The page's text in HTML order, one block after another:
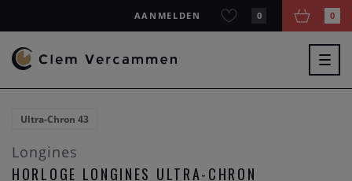
AANMELDEN 0 0
Ultra-Chron 43
Longines
HORLOGE LONGINES ULTRA-CHRON